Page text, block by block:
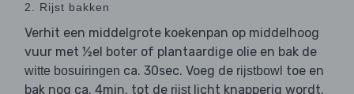
2. Rijst bakken
Verhit een middelgrote koekenpan op middelhoog
vuur met ½el boter of plantaardige olie en bak de
witte bosuiringen ca. 30sec. Voeg de rijstbowl toe en
bak nog ca. 4min, tot de rijstlicht knapperig wordt.